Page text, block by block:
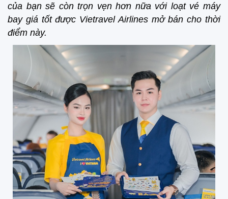
của bạn sẽ còn trọn vẹn hơn nữa với loạt vé máy
bay giá tốt được Vietravel Airlines mở bán cho thời
điểm này.